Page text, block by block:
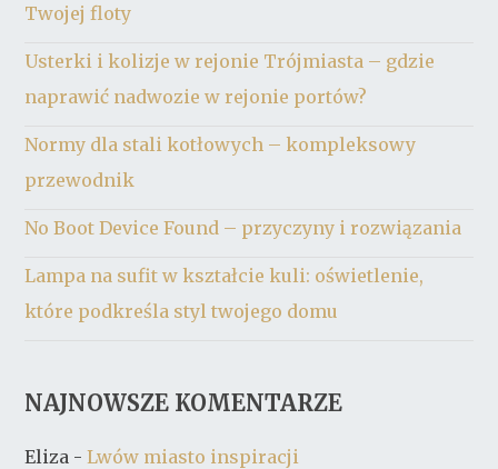
Twojej floty
Usterki i kolizje w rejonie Trójmiasta – gdzie
naprawić nadwozie w rejonie portów?
Normy dla stali kotłowych – kompleksowy
przewodnik
No Boot Device Found – przyczyny i rozwiązania
Lampa na sufit w kształcie kuli: oświetlenie,
które podkreśla styl twojego domu
NAJNOWSZE KOMENTARZE
Eliza -Lwów miasto inspiracji